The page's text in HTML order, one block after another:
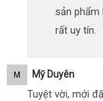
sản phẩm
rất uy tín.
M Mỹ Duyên
Tuyệt vời, mới